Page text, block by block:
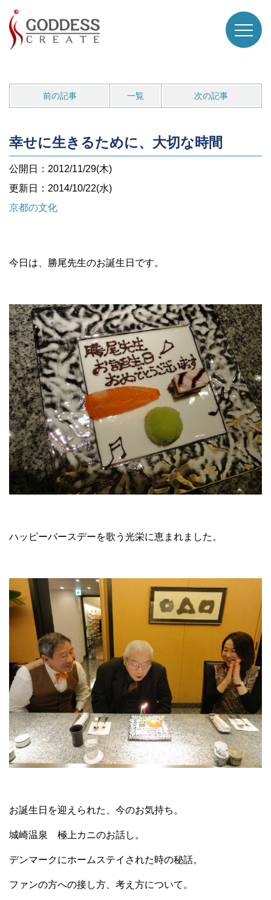
前の記事 一覧 次の記事
幸せに生きるために、大切な時間
公開日：2012/11/29(木)
更新日：2014/10/22(水)
京都の文化
今日は、勝尾先生のお誕生日です。
ハッピーバースデーを歌う光栄に恵まれました。
お誕生日を迎えられた、今のお気持ち。
城崎温泉 極上カニのお話し。
デンマークにホームステイされた時の秘話。
ファンの方への接し方、考え方について。